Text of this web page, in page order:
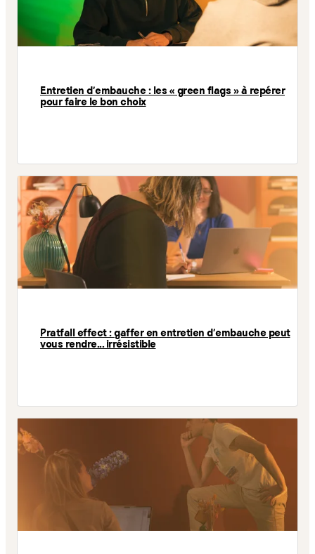
Entretien d'embauche : les « green flags » à repérer
pour faire le bon choix
Pratfall effect : gaffer en entretien d'embauche peut
vous rendre... irrésistible